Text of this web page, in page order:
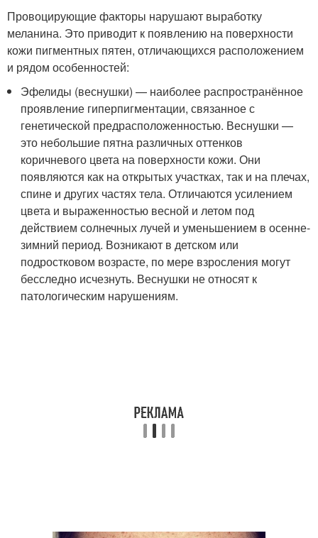
Провоцирующие факторы нарушают выработку
меланина. Это приводит к появлению на поверхности
кожи пигментных пятен, отличающихся расположением
и рядом особенностей:
Эфелиды (веснушки) — наиболее распространённое
проявление гиперпигментации, связанное с
генетической предрасположенностью. Веснушки —
это небольшие пятна различных оттенков
коричневого цвета на поверхности кожи. Они
появляются как на открытых участках, так и на плечах,
спине и других частях тела. Отличаются усилением
цвета и выраженностью весной и летом под
действием солнечных лучей и уменьшением в осенне-
зимний период. Возникают в детском или
подростковом возрасте, по мере взросления могут
бесследно исчезнуть. Веснушки не относят к
патологическим нарушениям.